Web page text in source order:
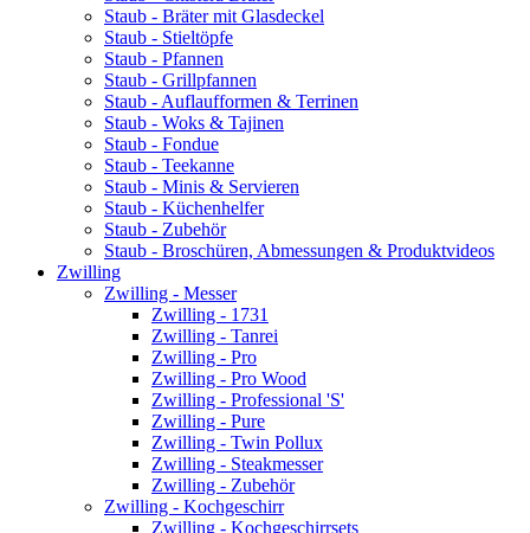
Staub - Bräter mit Glasdeckel
Staub - Stieltöpfe
Staub - Pfannen
Staub - Grillpfannen
Staub - Auflaufformen & Terrinen
Staub - Woks & Tajinen
Staub - Fondue
Staub - Teekanne
Staub - Minis & Servieren
Staub - Küchenhelfer
Staub - Zubehör
Staub - Broschüren, Abmessungen & Produktvideos
Zwilling
Zwilling - Messer
Zwilling - 1731
Zwilling - Tanrei
Zwilling - Pro
Zwilling - Pro Wood
Zwilling - Professional 'S'
Zwilling - Pure
Zwilling - Twin Pollux
Zwilling - Steakmesser
Zwilling - Zubehör
Zwilling - Kochgeschirr
Zwilling - Kochgeschirrsets